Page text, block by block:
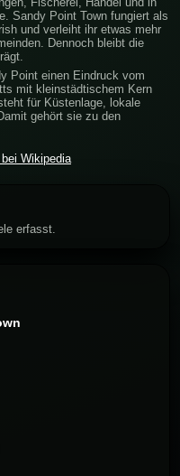
Sandy Point Town fungiert als
und verleiht ihr etwas mehr
Dennoch bleibt die
Point einen Eindruck vom
mit kleinstädtischem Kern
für Küstenlage, lokale
gehört sie zu den
Wikipedia
erfasst.